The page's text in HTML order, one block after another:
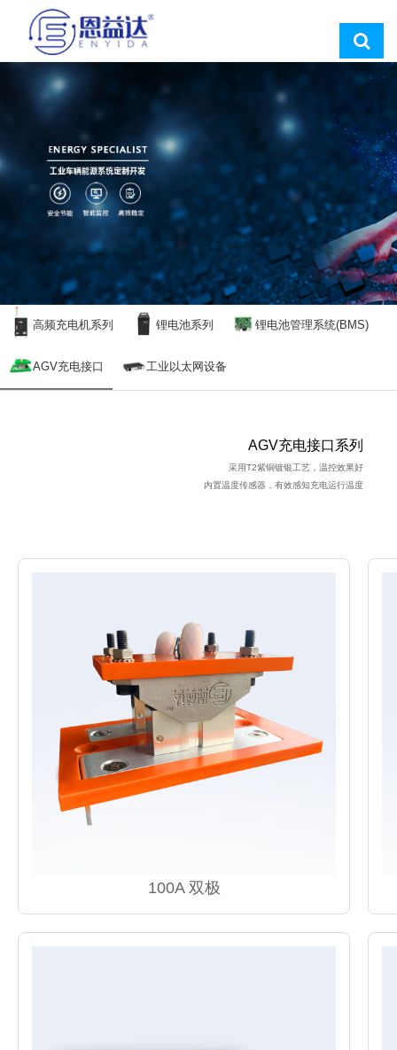
高频充电机系列 锂电池系列 锂电池管理系统(BMS)
AGV充电接口 工业以太网设备
AGV充电接口系列
采用T2紫铜镀银工艺，温控效果好
内置温度传感器，有效感知充电运行温度
100A 双极